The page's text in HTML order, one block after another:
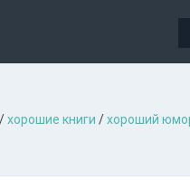
/хорошие книги /хороший